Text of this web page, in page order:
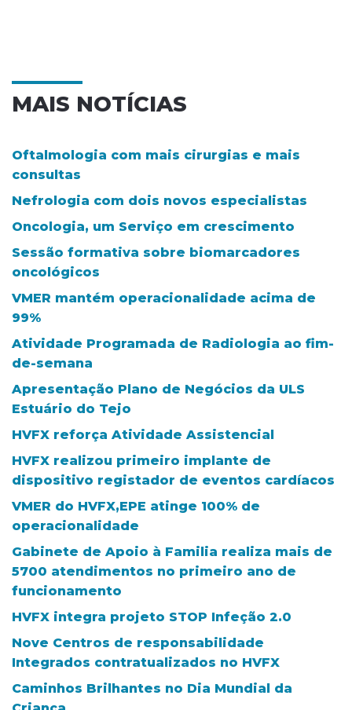
MAIS NOTÍCIAS
Oftalmologia com mais cirurgias e mais
consultas
Nefrologia com dois novos especialistas
Oncologia, um Serviço em crescimento
Sessão formativa sobre biomarcadores
oncológicos
VMER mantém operacionalidade acima de
99%
Atividade Programada de Radiologia ao fim-
de-semana
Apresentação Plano de Negócios da ULS
Estuário do Tejo
HVFX reforça Atividade Assistencial
HVFX realizou primeiro implante de
dispositivo registador de eventos cardíacos
VMER do HVFX,EPE atinge 100% de
operacionalidade
Gabinete de Apoio à Familia realiza mais de
5700 atendimentos no primeiro ano de
funcionamento
HVFX integra projeto STOP Infeção 2.0
Nove Centros de responsabilidade
Integrados contratualizados no HVFX
Caminhos Brilhantes no Dia Mundial da